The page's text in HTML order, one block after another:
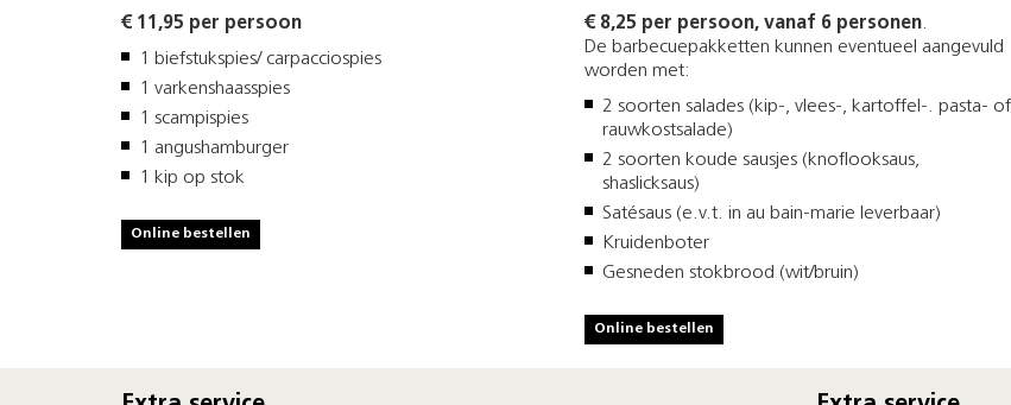
€ 11,95 per persoon
1 biefstukspies/ carpacciospies
1 varkenshaasspies
1 scampispies
1 angushamburger
1 kip op stok
Online bestellen
€ 8,25 per persoon, vanaf 6 personen.
De barbecuepakketten kunnen eventueel aangevuld
worden met:
2 soorten salades (kip-, vlees-, kartoffel-. pasta- of
rauwkostsalade)
2 soorten koude sausjes (knoflooksaus,
shaslicksaus)
Satésaus (e.v.t. in au bain-marie leverbaar)
Kruidenboter
Gesneden stokbrood (wit/bruin)
Online bestellen